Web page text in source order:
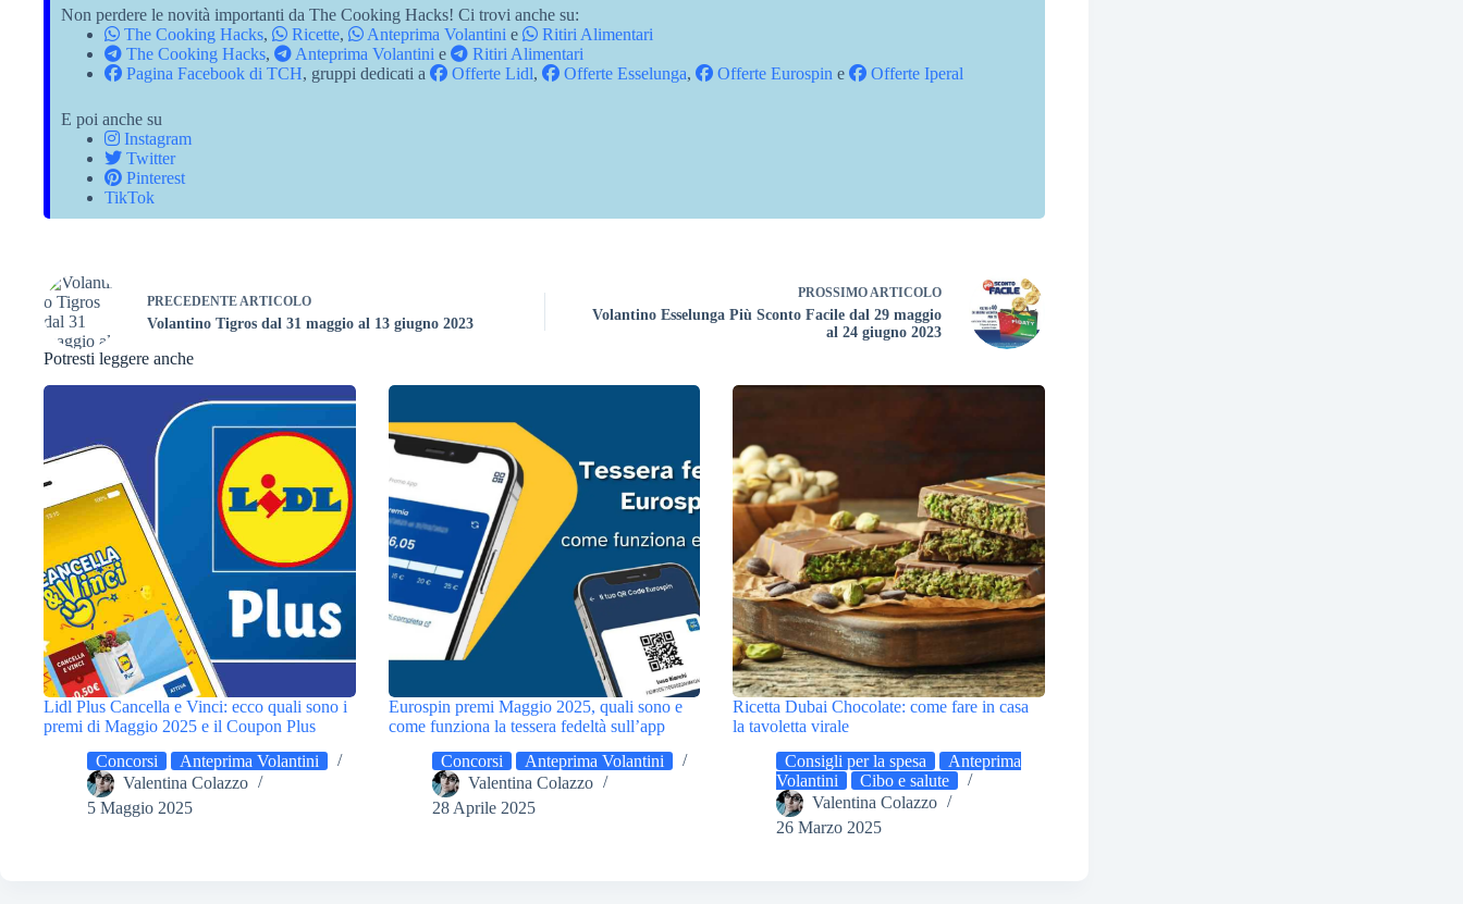
Non perdere le novità importanti da The Cooking Hacks! Ci trovi anche su:
The Cooking Hacks, Ricette, Anteprima Volantini e
Ritiri Alimentari
The Cooking Hacks, Anteprima Volantini e
Ritiri Alimentari
Pagina Facebook di TCH, gruppi dedicati a Offerte Lidl, Offerte Esselunga, Offerte Eurospin e Offerte Iperal
E poi anche su
Instagram
Twitter
Pinterest
TikTok
PRECEDENTE ARTICOLO
Volantino Tigros dal 31 maggio al 13 giugno 2023
PROSSIMO ARTICOLO
Volantino Esselunga Più Sconto Facile dal 29 maggio
al 24 giugno 2023
Potresti leggere anche
Lidl Plus Cancella e Vinci: ecco quali sono i
premi di Maggio 2025 e il Coupon Plus
Concorsi
Anteprima Volantini
Valentina Colazzo
5 Maggio 2025
Eurospin premi Maggio 2025, quali sono e
come funziona la tessera fedeltà sull’app
Concorsi
Anteprima Volantini
Valentina Colazzo
28 Aprile 2025
Ricetta Dubai Chocolate: come fare in casa
la tavoletta virale
Consigli per la spesa
Anteprima
Volantini
Cibo e salute
Valentina Colazzo
26 Marzo 2025